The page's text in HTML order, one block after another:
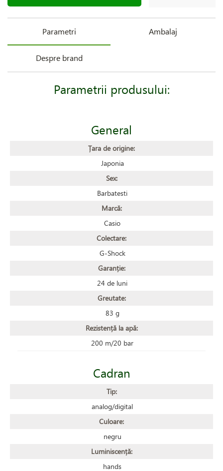
Parametri Ambalaj
Despre brand
Parametrii produsului:
General
Țara de origine:
Japonia
Sex:
Barbatesti
Marcă:
Casio
Colectare:
G-Shock
Garanție:
24 de luni
Greutate:
83 g
Rezistență la apă:
200 m/20 bar
Cadran
Tip:
analog/digital
Culoare:
negru
Luminiscență:
hands